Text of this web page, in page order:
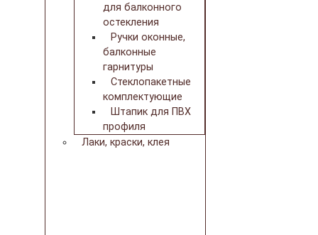
для балконного
остекления
Ручки оконные,
балконные
гарнитуры
Стеклопакетные
комплектующие
Штапик для ПВХ
профиля
Лаки, краски, клея